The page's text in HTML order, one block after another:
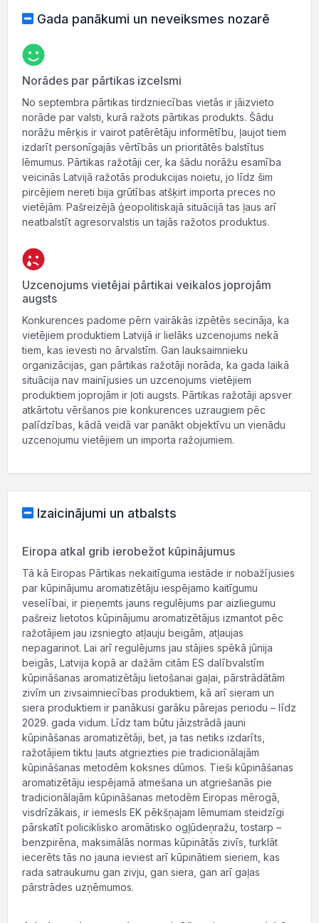
Gada panākumi un neveiksmes nozarē
Norādes par pārtikas izcelsmi
No septembra pārtikas tirdzniecības vietās ir jāizvieto
norāde par valsti, kurā ražots pārtikas produkts. Šādu
norāžu mērķis ir vairot patērētāju informētību, ļaujot tiem
izdarīt personīgajās vērtībās un prioritātēs balstītus
lēmumus. Pārtikas ražotāji cer, ka šādu norāžu esamība
veicinās Latvijā ražotās produkcijas noietu, jo līdz šim
pircējiem nereti bija grūtības atšķirt importa preces no
vietējām. Pašreizējā ģeopolitiskajā situācijā tas ļaus arī
neatbalstīt agresorvalstis un tajās ražotos produktus.
Uzcenojums vietējai pārtikai veikalos joprojām
augsts
Konkurences padome pērn vairākās izpētēs secināja, ka
vietējiem produktiem Latvijā ir lielāks uzcenojums nekā
tiem, kas ievesti no ārvalstīm. Gan lauksaimnieku
organizācijas, gan pārtikas ražotāji norāda, ka gada laikā
situācija nav mainījusies un uzcenojums vietējiem
produktiem joprojām ir ļoti augsts. Pārtikas ražotāji apsver
atkārtotu vēršanos pie konkurences uzraugiem pēc
palīdzības, kādā veidā var panākt objektīvu un vienādu
uzcenojumu vietējiem un importa ražojumiem.
Izaicinājumi un atbalsts
Eiropa atkal grib ierobežot kūpinājumus
Tā kā Eiropas Pārtikas nekaitīguma iestāde ir nobažījusies
par kūpinājumu aromatizētāju iespējamo kaitīgumu
veselībai, ir pieņemts jauns regulējums par aizliegumu
pašreiz lietotos kūpinājumu aromatizētājus izmantot pēc
ražotājiem jau izsniegto atļauju beigām, atļaujas
nepagarinot. Lai arī regulējums jau stājies spēkā jūnija
beigās, Latvija kopā ar dažām citām ES dalībvalstīm
kūpināšanas aromatizētāju lietošanai gaļai, pārstrādātām
zivīm un zivsaimniecības produktiem, kā arī sieram un
siera produktiem ir panākusi garāku pārejas periodu – līdz
2029. gada vidum. Līdz tam būtu jāizstrādā jauni
kūpināšanas aromatizētāji, bet, ja tas netiks izdarīts,
ražotājiem tiktu ļauts atgriezties pie tradicionālajām
kūpināšanas metodēm koksnes dūmos. Tieši kūpināšanas
aromatizētāju iespējamā atmešana un atgriešanās pie
tradicionālajām kūpināšanas metodēm Eiropas mērogā,
visdrīzākais, ir iemesls EK pēkšņajam lēmumam steidzīgi
pārskatīt policiklisko aromātisko ogļūdeņražu, tostarp –
benzpirēna, maksimālās normas kūpinātās zivīs, turklāt
iecerēts tās no jauna ieviest arī kūpinātiem sieriem, kas
rada satraukumu gan zivju, gan siera, gan arī gaļas
pārstrādes uzņēmumos.